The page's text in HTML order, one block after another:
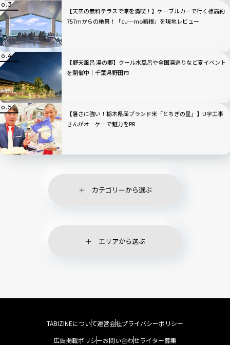
【天空の無料テラスで涼を満喫！】ケーブルカーで行く標高約
757mからの絶景！「cu―mo箱根」を現地レビュー
【野天風呂 湯の郷】クール水風呂や全国湯巡りなど夏イベント
を開催中｜千葉県野田市
【暑さに強い！栃木県産ブランド米「とちぎの星」】U字工事
さんがオーケーで魅力をPR
カテゴリーから選ぶ
エリアから選ぶ
TABIZINEについて運営会社プライバシーポリシー
広告掲載ポリシーお問い合わせライター募集